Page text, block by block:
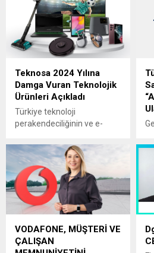
Teknosa 2024 Yılına
Damga Vuran Teknolojik
Ürünleri Açıkladı
Türkiye teknoloji
perakendeciliğinin ve e-
Teknosa, 2024 yılının
teknoloji alışveriş trendlerini
ve yükselen kategorilerini
açıkladı. Akıllı telefonlar
tercihlerde zirveyi korurken,
küçük ev aletleri
süpürgeler ve kahve
makineleri, kişisel bakım
VODAFONE, MÜŞTERİ VE
ÇALIŞAN